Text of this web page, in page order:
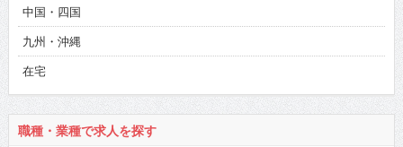
中国・四国
九州・沖縄
在宅
職種・業種で求人を探す